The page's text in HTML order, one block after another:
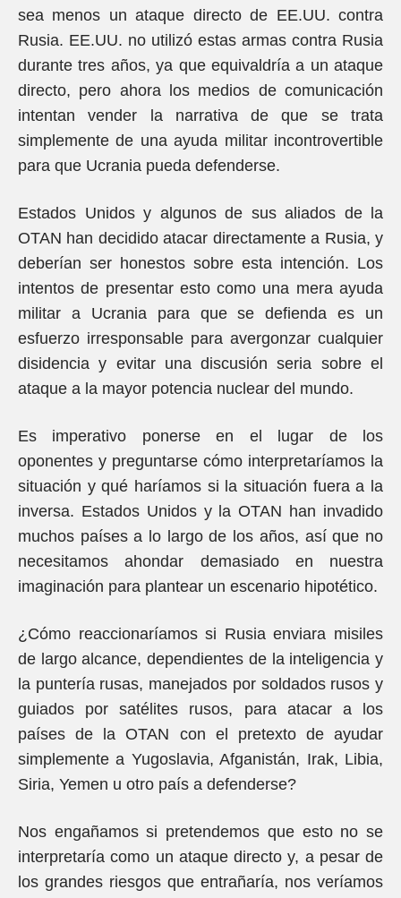
sea menos un ataque directo de EE.UU. contra
Rusia. EE.UU. no utilizó estas armas contra Rusia
durante tres años, ya que equivaldría a un ataque
directo, pero ahora los medios de comunicación
intentan vender la narrativa de que se trata
simplemente de una ayuda militar incontrovertible
para que Ucrania pueda defenderse.
Estados Unidos y algunos de sus aliados de la
OTAN han decidido atacar directamente a Rusia, y
deberían ser honestos sobre esta intención. Los
intentos de presentar esto como una mera ayuda
militar a Ucrania para que se defienda es un
esfuerzo irresponsable para avergonzar cualquier
disidencia y evitar una discusión seria sobre el
ataque a la mayor potencia nuclear del mundo.
Es imperativo ponerse en el lugar de los
oponentes y preguntarse cómo interpretaríamos la
situación y qué haríamos si la situación fuera a la
inversa. Estados Unidos y la OTAN han invadido
muchos países a lo largo de los años, así que no
necesitamos ahondar demasiado en nuestra
imaginación para plantear un escenario hipotético.
¿Cómo reaccionaríamos si Rusia enviara misiles
de largo alcance, dependientes de la inteligencia y
la puntería rusas, manejados por soldados rusos y
guiados por satélites rusos, para atacar a los
países de la OTAN con el pretexto de ayudar
simplemente a Yugoslavia, Afganistán, Irak, Libia,
Siria, Yemen u otro país a defenderse?
Nos engañamos si pretendemos que esto no se
interpretaría como un ataque directo y, a pesar de
los grandes riesgos que entrañaría, nos veríamos